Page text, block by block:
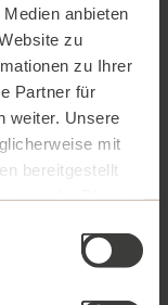
anbieten
zu
zu Ihrer
Partner für
weiter. Unsere
mit
bereitgestellt
0 Tickets,0EUR